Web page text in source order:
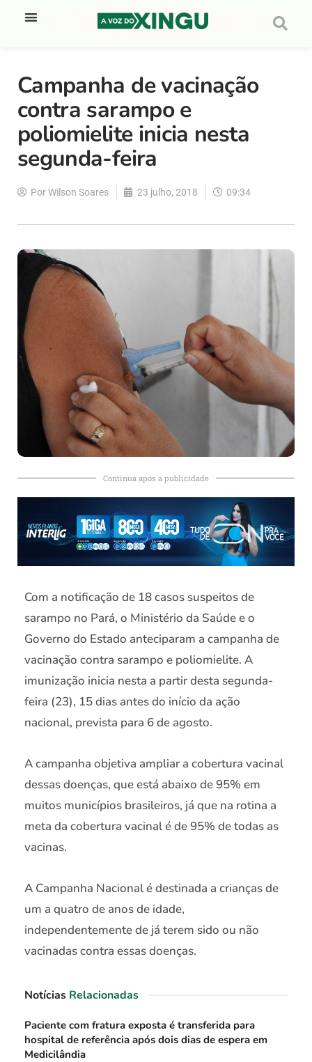
Campanha de vacinação
contra sarampo e
poliomielite inicia nesta
segunda-feira
PorWilson Soares 23 julho, 2018 09:34
Continua após a publicidade
Com a notificação de 18 casos suspeitos de
sarampo no Pará, o Ministério da Saúde e o
Governo do Estado anteciparam a campanha de
vacinação contra sarampo e poliomielite. A
imunização inicia nesta a partir desta segunda-
feira (23), 15 dias antes do início da ação
nacional, prevista para 6 de agosto.
A campanha objetiva ampliar a cobertura vacinal
dessas doenças, que está abaixo de 95% em
muitos municípios brasileiros, já que na rotina a
meta da cobertura vacinal é de 95% de todas as
vacinas.
A Campanha Nacional é destinada a crianças de
um a quatro de anos de idade,
independentemente de já terem sido ou não
vacinadas contra essas doenças.
Notícias Relacionadas
Paciente com fratura exposta é transferida para
hospital de referência após dois dias de espera em
Medicilândia